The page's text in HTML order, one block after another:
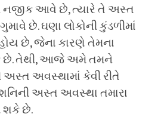
નજીક આવે છે, ત્યારે તે અસ્ત
છે. ઘણા લોકોની કુંડળીમાં
છે, જેના કારણે તેમના
છે. તેથી, આજે અમે તમને
અવસ્થામાં કેવી રીતે
અસ્ત અવસ્થા તમારા
શકે છે.